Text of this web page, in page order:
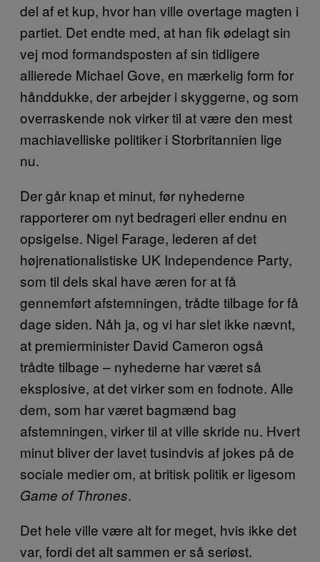
del af et kup, hvor han ville overtage magten i
partiet. Det endte med, at han fik ødelagt sin
vej mod formandsposten af sin tidligere
allierede Michael Gove, en mærkelig form for
hånddukke, der arbejder i skyggerne, og som
overraskende nok virker til at være den mest
machiavelliske politiker i Storbritannien lige
nu.
Der går knap et minut, før nyhederne
rapporterer om nyt bedrageri eller endnu en
opsigelse. Nigel Farage, lederen af det
højrenationalistiske UK Independence Party,
som til dels skal have æren for at få
gennemført afstemningen, trådte tilbage for få
dage siden. Nåh ja, og vi har slet ikke nævnt,
at premierminister David Cameron også
trådte tilbage – nyhederne har været så
eksplosive, at det virker som en fodnote. Alle
dem, som har været bagmænd bag
afstemningen, virker til at ville skride nu. Hvert
minut bliver der lavet tusindvis af jokes på de
sociale medier om, at britisk politik er ligesom
Game of Thrones.
Det hele ville være alt for meget, hvis ikke det
var, fordi det alt sammen er så seriøst.